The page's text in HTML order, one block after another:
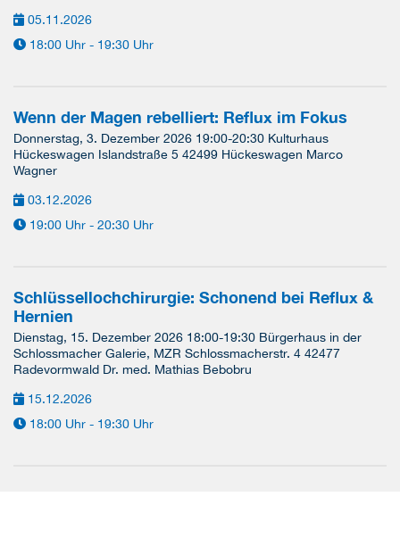
05.11.2026
18:00 Uhr - 19:30 Uhr
Wenn der Magen rebelliert: Reflux im Fokus
Donnerstag, 3. Dezember 2026 19:00-20:30 Kulturhaus
Hückeswagen Islandstraße 5 42499 Hückeswagen Marco
Wagner
03.12.2026
19:00 Uhr - 20:30 Uhr
Schlüssellochchirurgie: Schonend bei Reflux &
Hernien
Dienstag, 15. Dezember 2026 18:00-19:30 Bürgerhaus in der
Schlossmacher Galerie, MZR Schlossmacherstr. 4 42477
Radevormwald Dr. med. Mathias Bebobru
15.12.2026
18:00 Uhr - 19:30 Uhr